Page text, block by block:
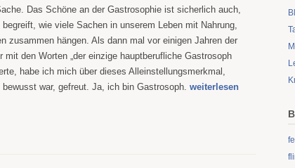
Das Schöne an der Gastrosophie ist sicherlich auch,
wie viele Sachen in unserem Leben mit Nahrung,
zusammen hängen. Als dann mal vor einigen Jahren der
mit den Worten „der einzige hauptberufliche Gastrosoph
habe ich mich über dieses Alleinstellungsmerkmal,
war, gefreut. Ja, ich bin Gastrosoph. weiterlesen